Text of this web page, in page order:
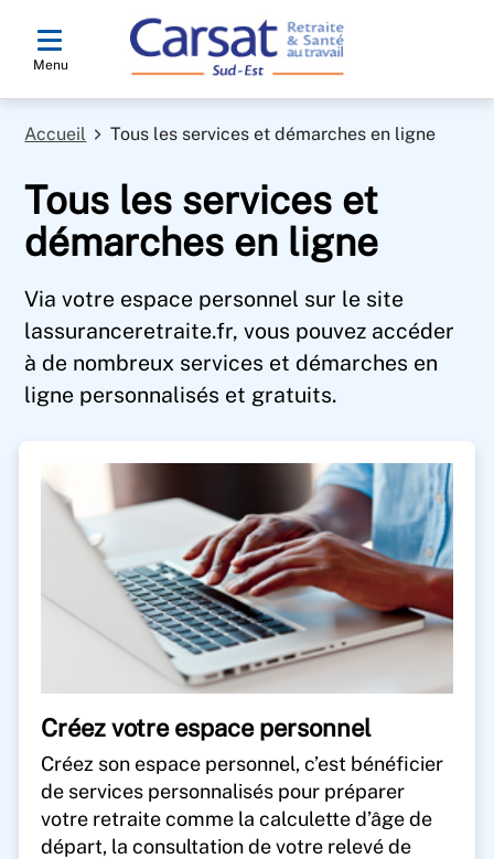
Menu
Accueil Tous les services et démarches en ligne
Tous les services et
démarches en ligne
Via votre espace personnel sur le site
lassuranceretraite.fr, vous pouvez accéder
à de nombreux services et démarches en
ligne personnalisés et gratuits.
Créez votre espace personnel
Créez son espace personnel, c’est bénéficier
de services personnalisés pour préparer
votre retraite comme la calculette d’âge de
départ, la consultation de votre relevé de